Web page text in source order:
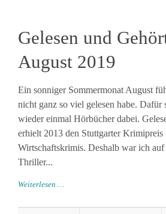
Gelesen und
August 2019
Ein sonniger Sommermonat August
nicht ganz so viel gelesen habe. Dafür
wieder einmal Hörbücher dabei.
erhielt 2013 den Stuttgarter
Wirtschaftskrimis. Deshalb war ich auf
Thriller...
Weiterlesen …